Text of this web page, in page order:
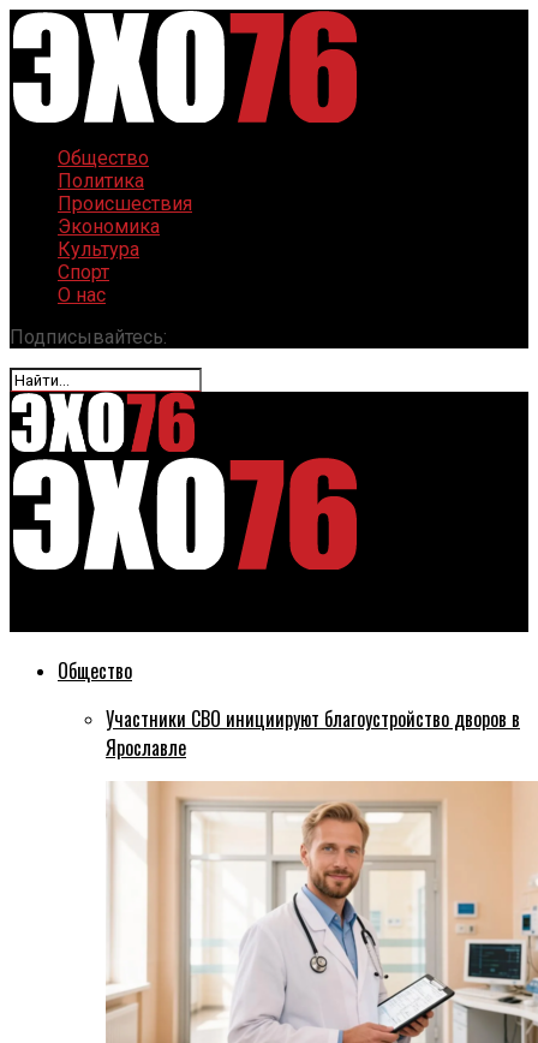
Общество
Политика
Происшествия
Экономика
Культура
Спорт
О нас
Подписывайтесь:
Общество
Участники СВО инициируют благоустройство дворов в
Ярославле